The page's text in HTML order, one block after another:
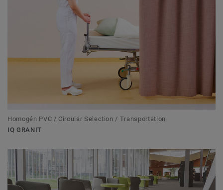
Homogén PVC / Circular Selection / Transportation
IQ GRANIT